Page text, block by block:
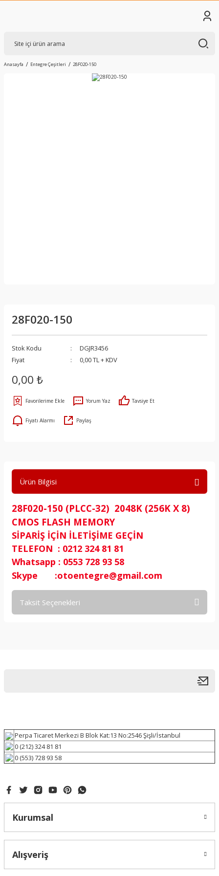
Anasayfa Entegre Çeşitleri 28F020-150
28F020-150
Stok Kodu
DGJR3456
Fiyat
0,00 TL + KDV
0,00 ₺
Yorum Yaz Tavsiye Et
Fiyatı Alarmı Paylaş
Ürün Bilgisi
28F020-150 (PLCC-32) 2048K (256K X 8)
CMOS FLASH MEMORY
SİPARİŞ İÇİN İLETİŞİME GEÇİN
TELEFON : 0212 324 81 81
Whatsapp : 0553 728 93 58
Skype :otoentegre@gmail.com
Taksit Seçenekleri
Perpa Ticaret Merkezi B Blok Kat:13 No:2546 Şişli/İstanbul
0 (212) 324 81 81
0 (553) 728 93 58
Kurumsal
Alışveriş